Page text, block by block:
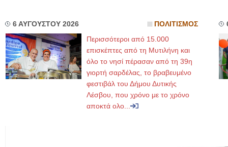
6 ΑΥΓΟΥΣΤΟΥ 2026 ΠΟΛΙΤΙΣΜΟΣ
Περισσότεροι από 15.000
επισκέπτες από τη Μυτιλήνη και
όλο το νησί πέρασαν από τη 39η
γιορτή σαρδέλας, το βραβευμένο
φεστιβάλ του Δήμου Δυτικής
Λέσβου, που χρόνο με το χρόνο
αποκτά ολο...